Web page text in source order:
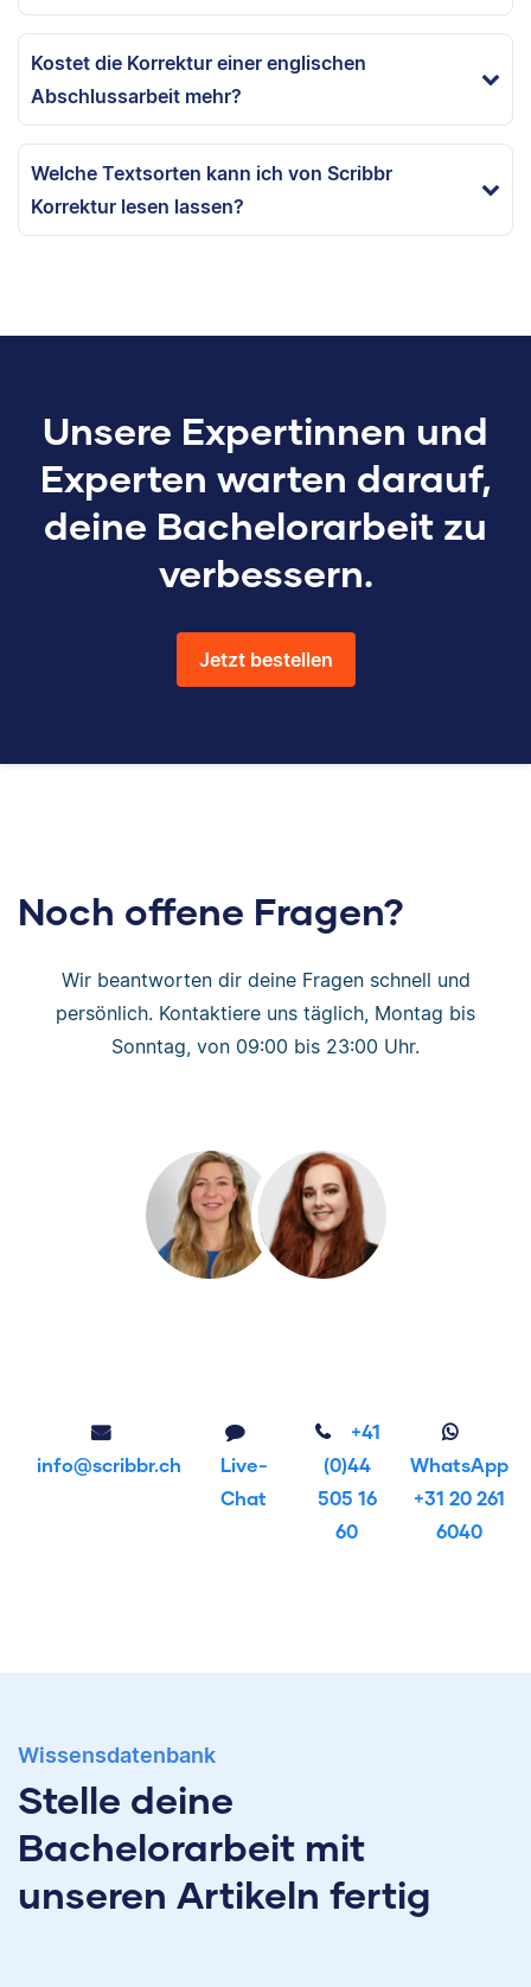
Kostet die Korrektur einer englischen
Abschlussarbeit mehr?
Welche Textsorten kann ich von Scribbr
Korrektur lesen lassen?
Unsere Expertinnen und
Experten warten darauf,
deine Bachelorarbeit zu
verbessern.
Jetzt bestellen
Noch offene Fragen?
Wir beantworten dir deine Fragen schnell und
persönlich. Kontaktiere uns täglich, Montag bis
Sonntag, von 09:00 bis 23:00 Uhr.
info@scribbr.ch
Live-
Chat
+41
(0)44
505 16
60
WhatsApp
+31 20 261
6040
Wissensdatenbank
Stelle deine
Bachelorarbeit mit
unseren Artikeln fertig